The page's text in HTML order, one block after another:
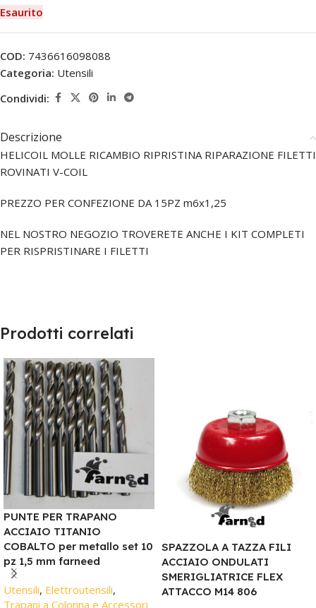
Esaurito
COD: 7436616098088
Categoria: Utensili
Condividi:
Descrizione
HELICOIL MOLLE RICAMBIO RIPRISTINA RIPARAZIONE FILETTI
ROVINATI V-COIL
PREZZO PER CONFEZIONE DA 15PZ m6x1,25
NEL NOSTRO NEGOZIO TROVERETE ANCHE I KIT COMPLETI
PER RISPRISTINARE I FILETTI
Prodotti correlati
PUNTE PER TRAPANO
ACCIAIO TITANIO
COBALTO per metallo set 10
pz 1,5 mm farneed
Utensili, Elettroutensili,
Trapani a Colonna e Accessori
SPAZZOLA A TAZZA FILI
ACCIAIO ONDULATI
SMERIGLIATRICE FLEX
ATTACCO M14 806